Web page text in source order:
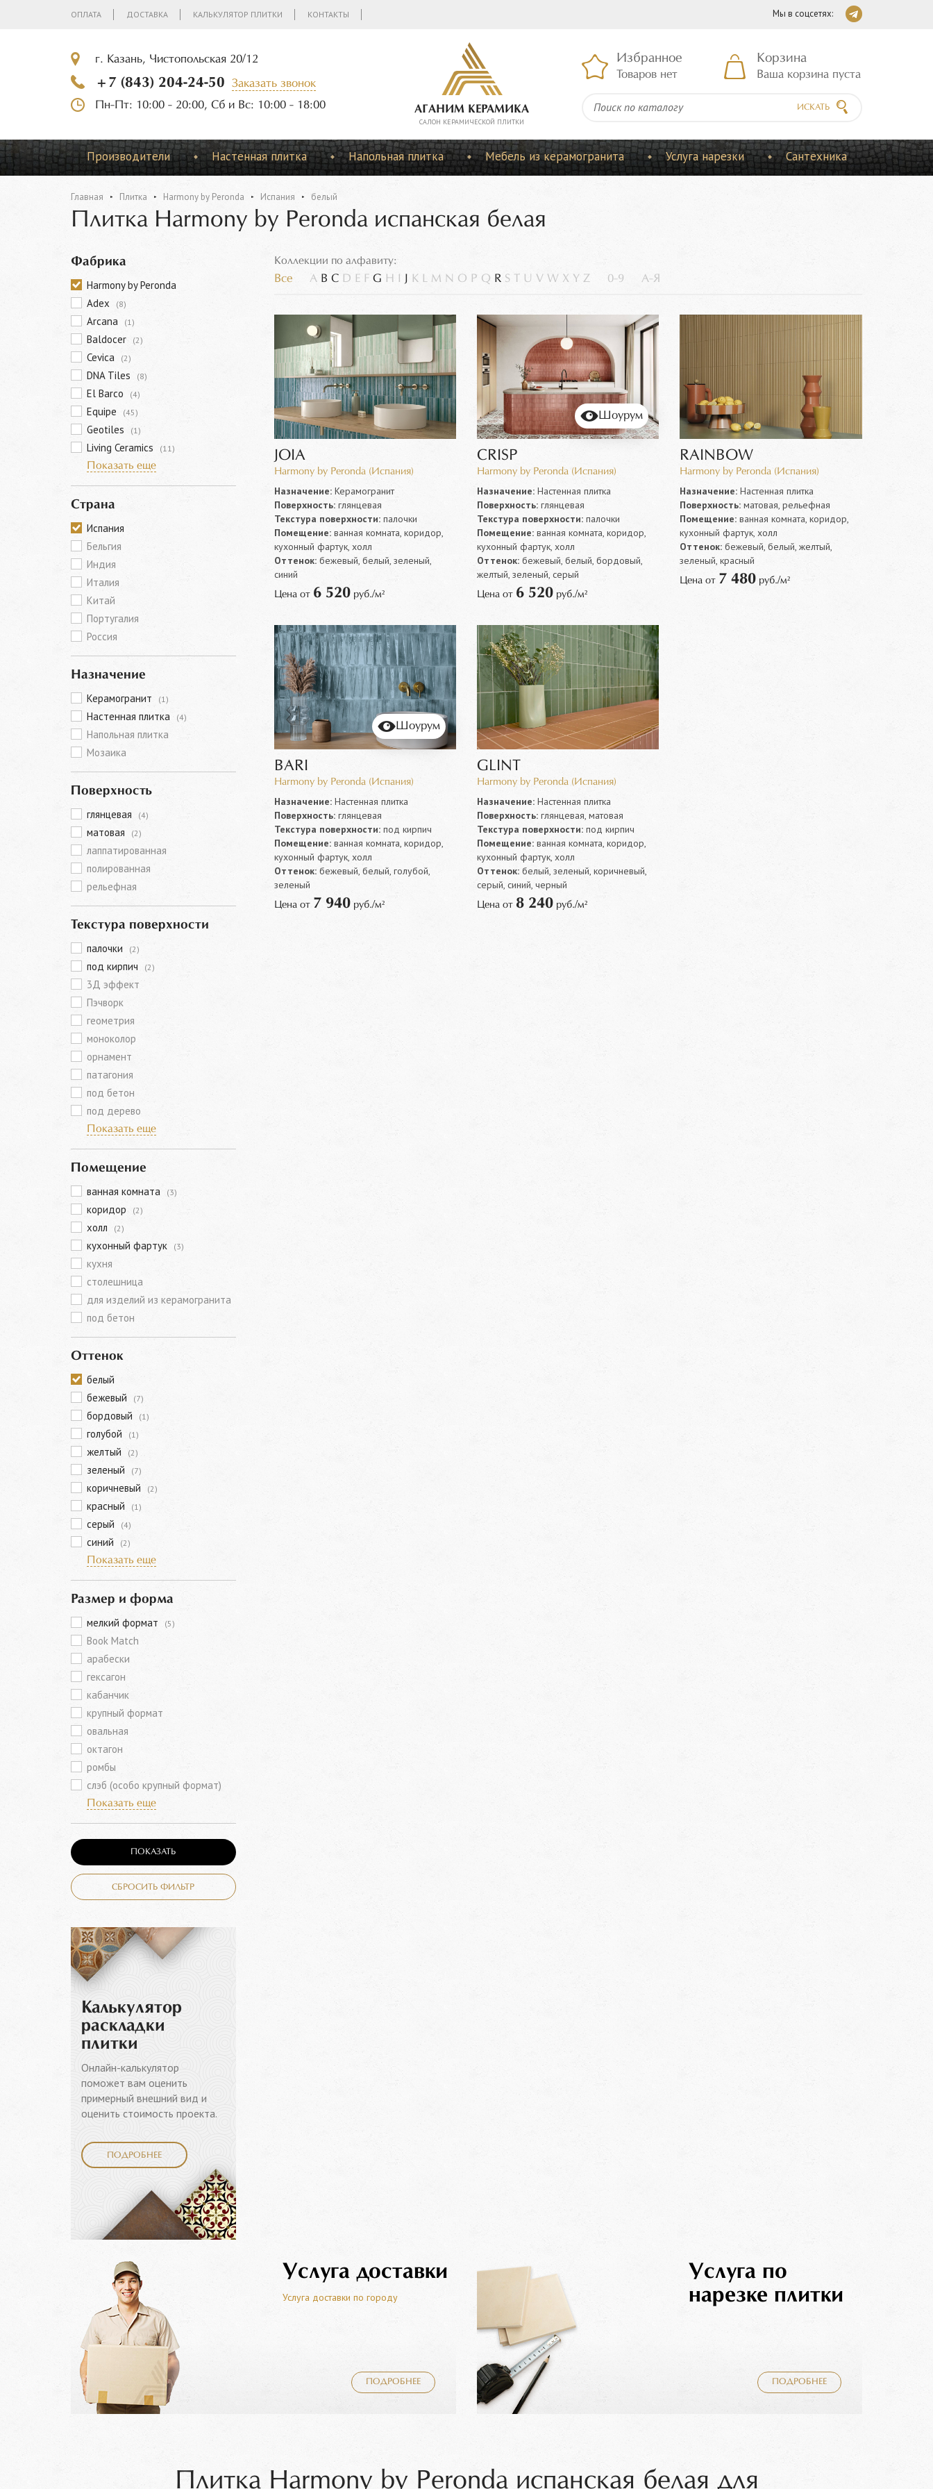
ОПЛАТА ДОСТАВКА КАЛЬКУЛЯТОР ПЛИТКИ КОНТАКТЫ Мы в соцсетях:
г. Казань, Чистопольская 20/12
+7 (843) 204-24-50
Заказать звонок
Пн-Пт: 10:00 - 20:00, Сб и Вс: 10:00 - 18:00
АГАНИМ КЕРАМИКА
CАЛОН КЕРАМИЧЕСКОЙ ПЛИТКИ
Избранное
Товаров нет
Корзина
Ваша корзина пуста
ИСКАТЬ
Производители Настенная плитка Напольная плитка Мебель из керамогранита Услуга нарезки Сантехника
Главная Плитка Harmony by Peronda Испания белый
Плитка Harmony by Peronda испанская белая
Фабрика
Harmony by Peronda
Adex
(8)
Arcana (1)
Baldocer (2)
Cevica (2)
DNA Tiles (8)
El Barco (4)
Equipe (45)
Geotiles (1)
Living Ceramics
(11)
Показать еще
Страна
Испания
Бельгия
Индия
Италия
Китай
Португалия
Россия
Назначение
Керамогранит (1)
Настенная плитка (4)
Напольная плитка
Мозаика
Поверхность
глянцевая (4)
матовая (2)
лаппатированная
полированная
рельефная
Текстура поверхности
палочки (2)
под кирпич (2)
3Д эффект
Пэчворк
геометрия
моноколор
орнамент
патагония
под бетон
под дерево
Показать еще
Помещение
ванная комната (3)
коридор (2)
холл (2)
кухонный фартук (3)
кухня
столешница
для изделий из керамогранита
под бетон
Оттенок
белый
бежевый
(7)
бордовый (1)
голубой (1)
желтый (2)
зеленый (7)
коричневый (2)
красный (1)
серый (4)
синий
(2)
Показать еще
Размер и форма
мелкий формат (5)
Book Match
арабески
гексагон
кабанчик
крупный формат
овальная
октагон
ромбы
слэб (особо крупный формат)
Показать еще
ПОКАЗАТЬ
СБРОСИТЬ ФИЛЬТР
Калькулятор
раскладки
плитки
Онлайн-калькулятор
поможет вам оценить
примерный внешний вид и
оценить стоимость проекта.
ПОДРОБНЕЕ
Коллекции по алфавиту:
Все A B C D E F G H J K L M N O P Q R S U V W X Y Z 0-9 А-Я
JOIA
Harmony by Peronda (Испания)
Назначение:Керамогранит
Поверхность:глянцевая
Текстура поверхности:палочки
Помещение:ванная комната, коридор,
кухонный фартук, холл
Оттенок:бежевый, белый, зеленый,
синий
Цена от 6 520руб./м²
Шоурум
CRISP
Harmony by Peronda (Испания)
Назначение:Настенная плитка
Поверхность:глянцевая
Текстура поверхности:палочки
Помещение:ванная комната, коридор,
кухонный фартук, холл
Оттенок:бежевый, белый, бордовый,
желтый, зеленый, серый
Цена от 6 520руб./м²
RAINBOW
Harmony by Peronda (Испания)
Назначение: Настенная плитка
Поверхность: матовая, рельефная
Помещение: ванная комната, коридор,
кухонный фартук, холл
Оттенок: бежевый, белый, желтый,
зеленый, красный
Цена от 7 480 руб./м²
Шоурум
BARI
Harmony by Peronda (Испания)
Назначение:Настенная плитка
Поверхность:глянцевая
Текстура поверхности:под кирпич
Помещение:ванная комната, коридор,
кухонный фартук, холл
Оттенок:бежевый, белый, голубой,
зеленый
Цена от 7 940руб./м²
GLINT
Harmony by Peronda (Испания)
Назначение:Настенная плитка
Поверхность:глянцевая, матовая
Текстура поверхности:под кирпич
Помещение:ванная комната, коридор,
кухонный фартук, холл
Оттенок:белый, зеленый, коричневый,
серый, синий, черный
Цена от 8 240руб./м²
Услуга доставки
Услуга доставки по городу
ПОДРОБНЕЕ
Услуга по
нарезке плитки
ПОДРОБНЕЕ
Плитка Harmony by Peronda испанская белая для